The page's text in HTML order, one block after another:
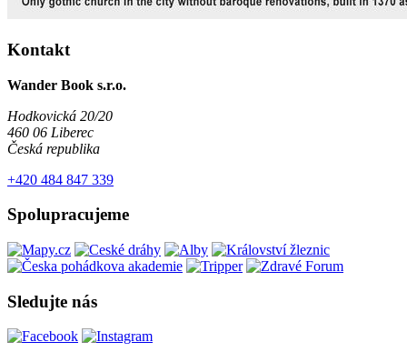
Kontakt
Wander Book s.r.o.
Hodkovická 20/20
460 06 Liberec
Česká republika
+420 484 847 339
Spolupracujeme
Sledujte nás